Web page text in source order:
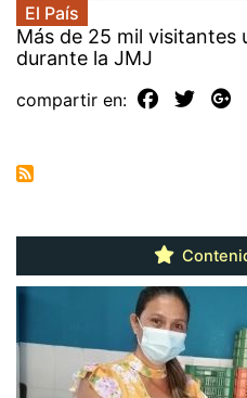
El País
Más de 25 mil visitantes
durante la JMJ
compartir en: